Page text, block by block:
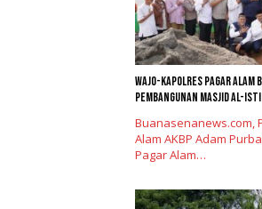
Wajo-kapolres Pagar Alam
Pembangunan Masjid Al-
Buanasenanews.com,
Alam AKBP Adam
Pagar Alam…